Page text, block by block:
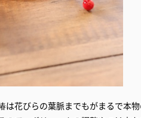
は花びらの葉脈までもがまるで本